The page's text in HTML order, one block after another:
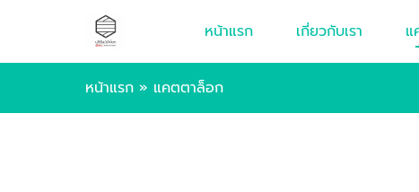
หน้าแรก เกี่ยวกับเรา แ
หน้าแรก » แคตตาล็อก